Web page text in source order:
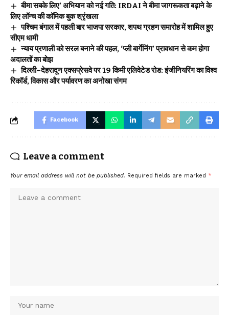
बीमा सबके लिए’ अभियान को नई गति: IRDAI ने बीमा जागरूकता बढ़ाने के
लिए लॉन्च की कॉमिक बुक श्रृंखला
पश्चिम बंगाल में पहली बार भाजपा सरकार, शपथ ग्रहण समारोह में शामिल हुए
सीएम धामी
न्याय प्रणाली को सरल बनाने की पहल, ‘प्ली बार्गेनिंग’ प्रावधान से कम होगा
अदालतों का बोझ
दिल्ली–देहरादून एक्सप्रेसवे पर 19 किमी एलिवेटेड रोड: इंजीनियरिंग का विश्व
रिकॉर्ड, विकास और पर्यावरण का अनोखा संगम
Facebook
Leave a comment
Your email address will not be published. Required fields are marked *